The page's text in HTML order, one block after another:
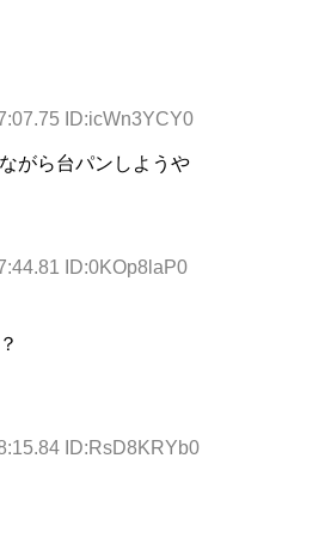
ID:icWn3YCY0
がら台パンしようや
ID:0KOp8laP0
ID:RsD8KRYb0